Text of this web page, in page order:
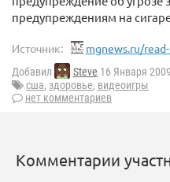
предупреждениям на
Источник: mgnews.ru/
Добавил Steve 16 Января 2009
сша, здоровье, видеоигры
нет комментариев
Комментарии